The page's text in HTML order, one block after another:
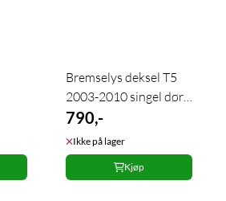
Bremselys deksel T5
2003-2010 singel dør
bak
790,-
Ikke på lager
Kjøp